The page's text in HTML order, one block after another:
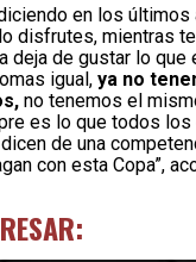
en los últimos
disfrutes, mientras
deja de gustar lo que
igual, ya no
no tenemos el
es lo que todos
de una
con esta Copa”,